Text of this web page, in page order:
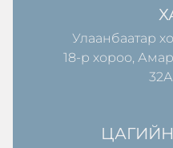
Улаанбаатар
18-р хороо,